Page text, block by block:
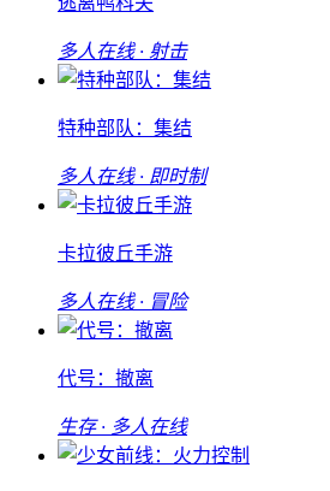
多人在线 · 射击
特种部队：集结
多人在线 · 即时制
卡拉彼丘手游
多人在线 · 冒险
代号：撤离
生存 · 多人在线